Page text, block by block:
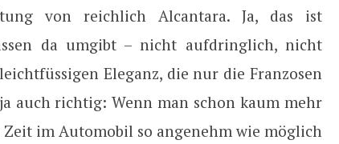
von reichlich Alcantara. Ja, das ist
da umgibt – nicht aufdringlich, nicht
Eleganz, die nur die Franzosen
auch richtig: Wenn man schon kaum mehr
im Automobil so angenehm wie möglich